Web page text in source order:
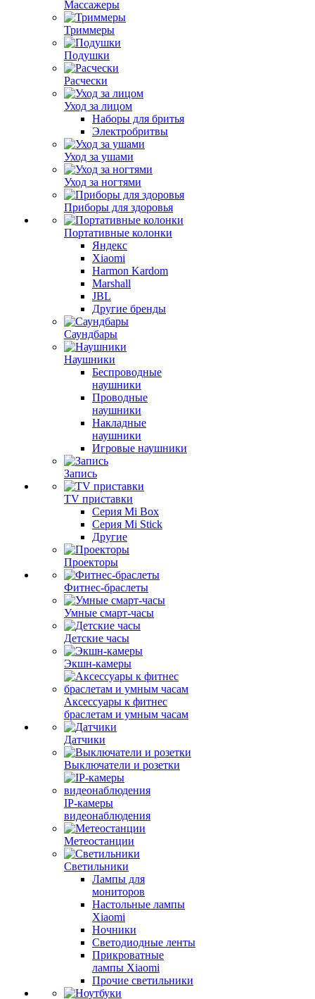
Массажеры
Триммеры
Подушки
Расчески
Уход за лицом
Наборы для бритья
Электробритвы
Уход за ушами
Уход за ногтями
Приборы для здоровья
Портативные колонки
Яндекс
Xiaomi
Harmon Kardom
Marshall
JBL
Другие бренды
Саундбары
Наушники
Беспроводные
наушники
Проводные
наушники
Накладные
наушники
Игровые наушники
Запись
TV приставки
Серия Mi Box
Серия Mi Stick
Другие
Проекторы
Фитнес-браслеты
Умные смарт-часы
Детские часы
Экшн-камеры
Аксессуары к фитнес
браслетам и умным часам
Датчики
Выключатели и розетки
IP-камеры
видеонаблюдения
Метеостанции
Светильники
Лампы для
мониторов
Настольные лампы
Xiaomi
Ночники
Светодиодные ленты
Прикроватные
лампы Xiaomi
Прочие светильники